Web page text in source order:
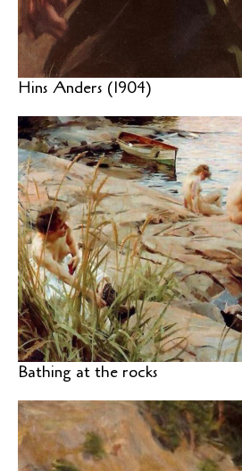
Hins Anders (1904)
Bathing at the rocks